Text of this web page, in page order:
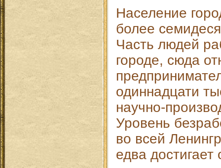
Население
более
Часть людей
городе, сюда
одиннадцати
научно-
Уровень
во всей
едва достигает